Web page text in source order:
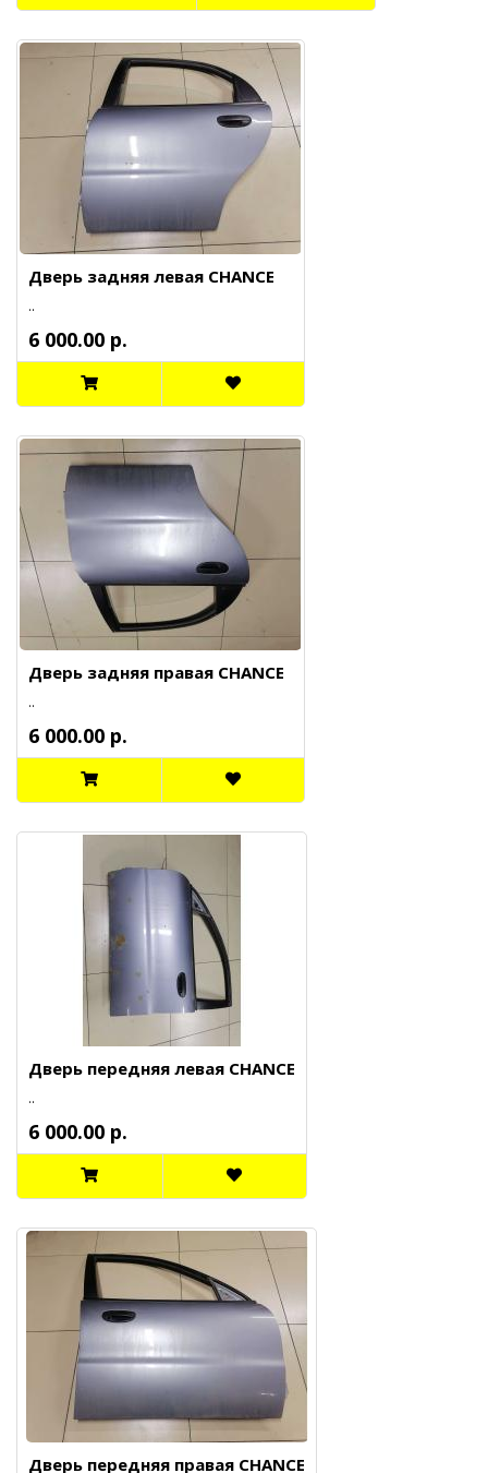
Дверь задняя левая CHANCE
..
6 000.00 р.
Дверь задняя правая CHANCE
..
6 000.00 р.
Дверь передняя левая CHANCE
..
6 000.00 р.
Дверь передняя правая CHANCE